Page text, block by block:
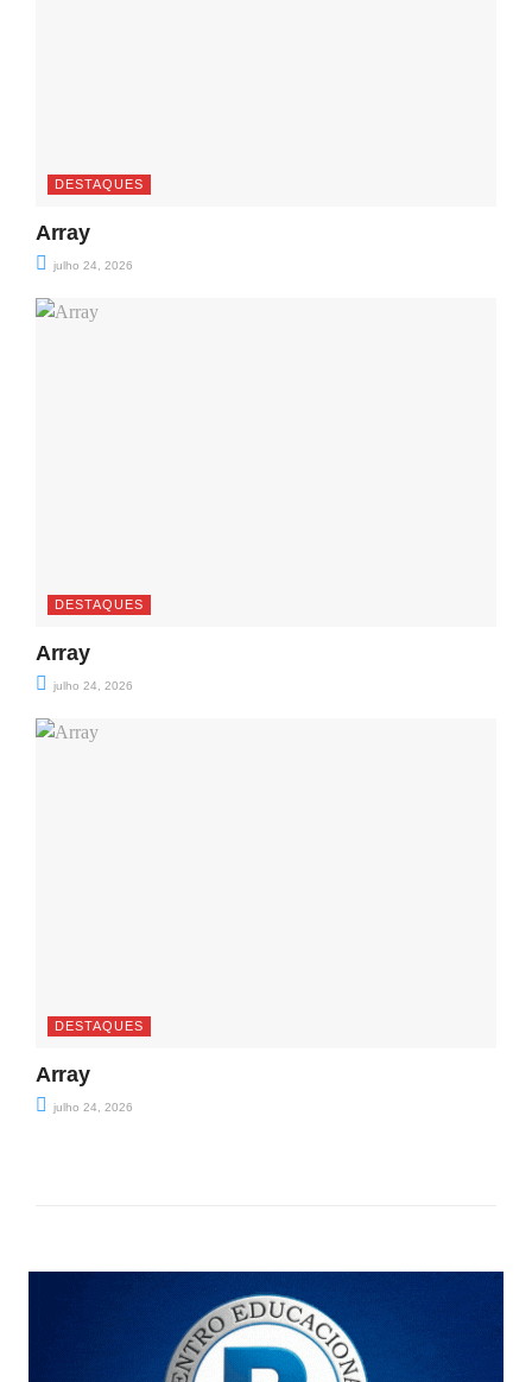
DESTAQUES
Array
julho 24, 2026
DESTAQUES
Array
julho 24, 2026
DESTAQUES
Array
julho 24, 2026